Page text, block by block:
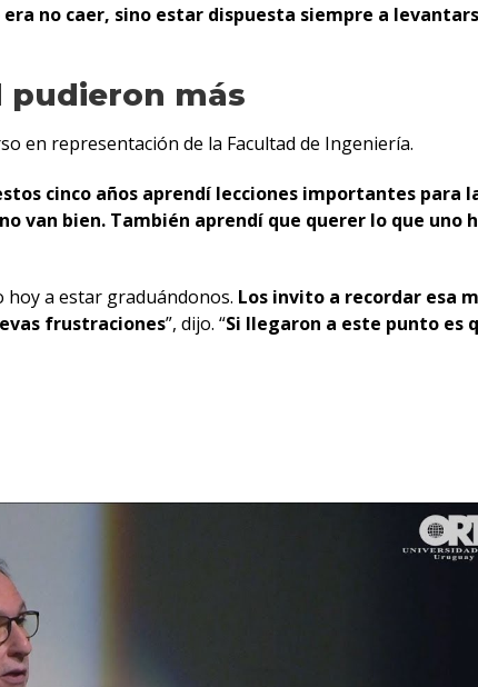
no caer, sino estar dispuesta siempre a
pudieron más
en representación de la Facultad de Ingeniería.
cinco años aprendí lecciones importantes para
van bien. También aprendí que querer lo que uno
a estar graduándonos. Los invito a recordar esa
frustraciones”, dijo. “Si llegaron a este punto es